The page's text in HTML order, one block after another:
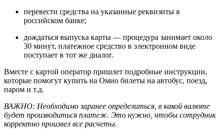
перевести средства на указанные реквизиты в
российском банке;
дождаться выпуска карты — процедура занимает около
30 минут, платежное средство в электронном виде
поступает в тот же диалог.
Вместе с картой оператор пришлет подробные инструкции,
которые помогут купить на Омио билеты на автобус, поезд,
паром и т.д.
ВАЖНО: Необходимо заранее определиться, в какой валюте
будет производиться платеж. Это нужно, чтобы сотрудник
корректно произвел все расчеты.